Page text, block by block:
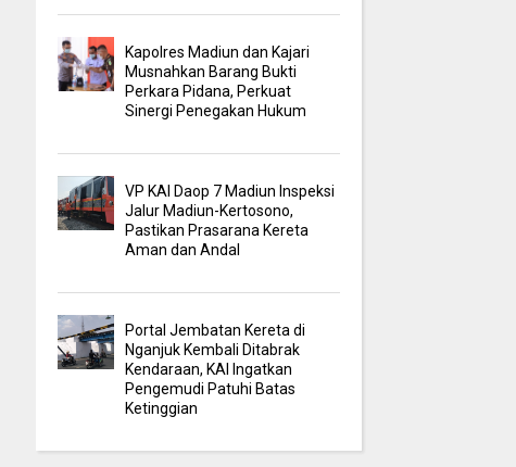
Kapolres Madiun dan Kajari
Musnahkan Barang Bukti
Perkara Pidana, Perkuat
Sinergi Penegakan Hukum
VP KAI Daop 7 Madiun Inspeksi
Jalur Madiun-Kertosono,
Pastikan Prasarana Kereta
Aman dan Andal
Portal Jembatan Kereta di
Nganjuk Kembali Ditabrak
Kendaraan, KAI Ingatkan
Pengemudi Patuhi Batas
Ketinggian